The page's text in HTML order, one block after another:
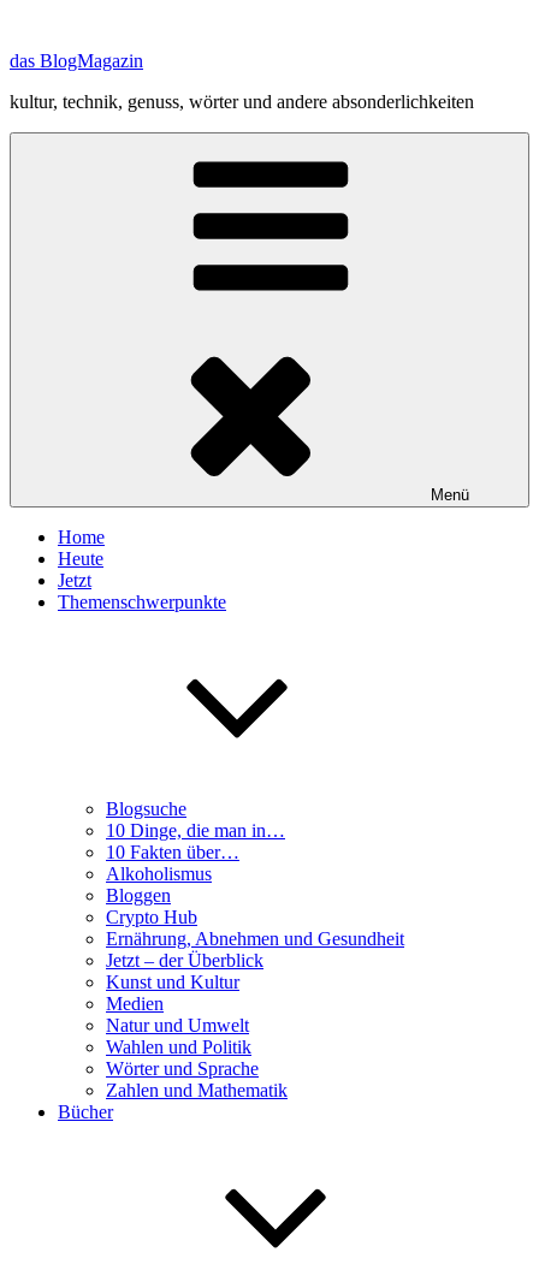
springen
das BlogMagazin
kultur, technik, genuss, wörter und andere absonderlichkeiten
Menü
Home
Heute
Jetzt
Themenschwerpunkte
Blogsuche
10 Dinge, die man in…
10 Fakten über…
Alkoholismus
Bloggen
Crypto Hub
Ernährung, Abnehmen und Gesundheit
Jetzt – der Überblick
Kunst und Kultur
Medien
Natur und Umwelt
Wahlen und Politik
Wörter und Sprache
Zahlen und Mathematik
Bücher